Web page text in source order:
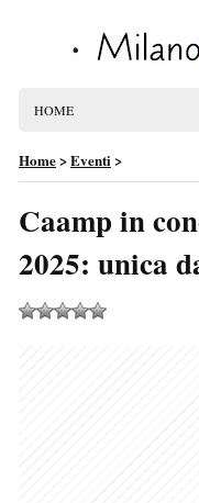
HOME
Home>Eventi>
Caamp in
2025: unica